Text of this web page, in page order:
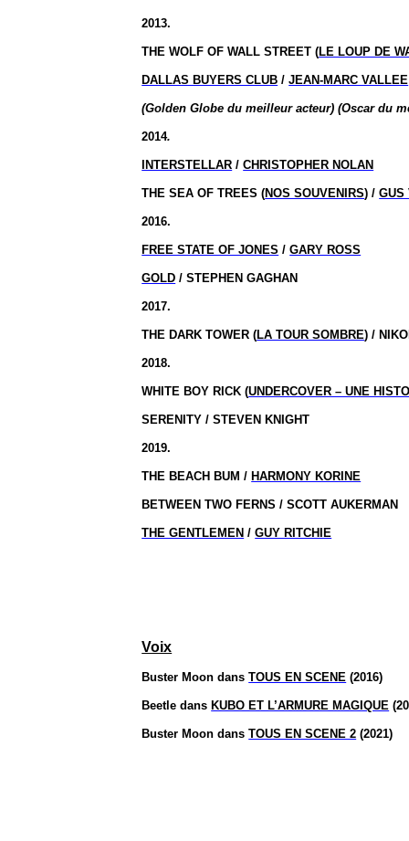
2013.
THE WOLF OF WALL STREET (LE LOUP DE
DALLAS BUYERS CLUB /JEAN-MARC VALLEE
(Golden Globe du meilleur acteur) (Oscar du
2014.
INTERSTELLAR /CHRISTOPHER NOLAN
THE SEA OF TREES (NOS SOUVENIRS) /GUS
2016.
FREE STATE OF JONES /GARY ROSS
GOLD / STEPHEN GAGHAN
2017.
THE DARK TOWER (LA TOUR SOMBRE) /
2018.
WHITE BOY RICK (UNDERCOVER – UNE
SERENITY / STEVEN KNIGHT
2019.
THE BEACH BUM / HARMONY KORINE
BETWEEN TWO FERNS / SCOTT AUKERMAN
THE GENTLEMEN /GUY RITCHIE
Voix
Buster Moon dansTOUS EN SCENE (2016)
Beetle dans KUBO ET L’ARMURE MAGIQUE
Buster Moon dansTOUS EN SCENE 2 (2021)